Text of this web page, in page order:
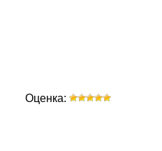
Оценка: